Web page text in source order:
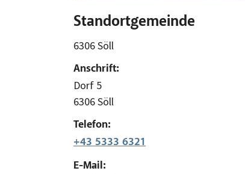
Standortgemeinde
6306 Söll
Anschrift:
Dorf 5
6306 Söll
Telefon:
+43 5333 6321
E-Mail: